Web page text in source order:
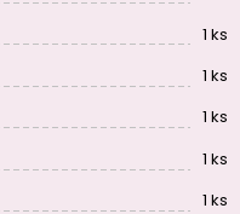
1 ks
1 ks
1 ks
1 ks
1 ks